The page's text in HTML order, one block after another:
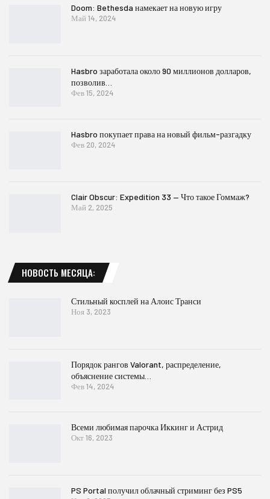
Doom: Bethesda намекает на новую игру
Май 14, 2024
Hasbro заработала около 90 миллионов долларов,
позволив…
Фев 15, 2024
Hasbro покупает права на новый фильм-разгадку
Фев 20, 2024
Clair Obscur: Expedition 33 — Что такое Гоммаж?
Май 2, 2025
НОВОСТЬ МЕСЯЦА:
Стильный косплей на Алоис Транси
Ноя 3, 2023
Порядок рангов Valorant, распределение,
объяснение системы…
Фев 14, 2024
Всеми любимая парочка Иккинг и Астрид
Окт 16, 2023
PS Portal получил облачный стриминг без PS5